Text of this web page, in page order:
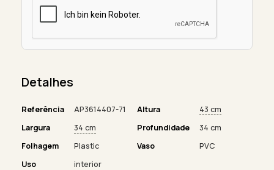
Detalhes
Referência AP3614407-71 Altura
43 cm
Largura
34 cm Profundidade
34 cm
Folhagem
Plastic Vaso
PVC
Uso
interior